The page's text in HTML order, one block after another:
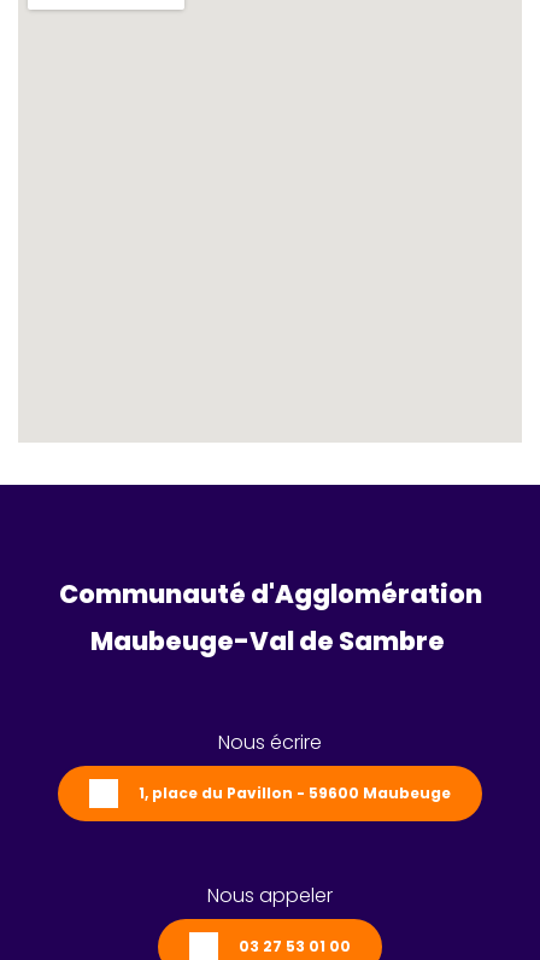
Communauté d'Agglomération
Maubeuge-Val de Sambre
Nous écrire
1, place du Pavillon - 59600 Maubeuge
Nous appeler
03 27 53 01 00